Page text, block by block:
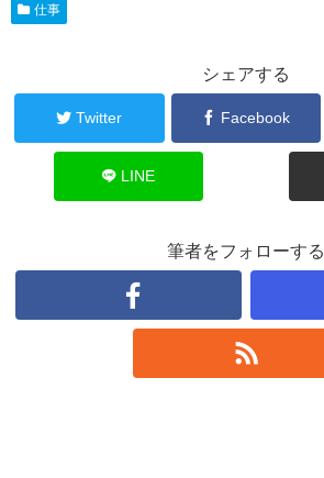
仕事
シェアする
Twitter Facebook
LINE
筆者をフォローする